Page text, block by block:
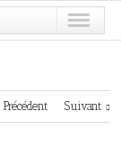
Précédent Suivant